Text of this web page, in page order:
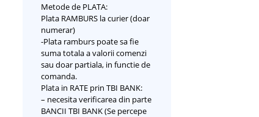
Metode de PLATA:
Plata RAMBURS la curier (doar
numerar)
-Plata ramburs poate sa fie
suma totala a valorii comenzi
sau doar partiala, in functie de
comanda.
Plata in RATE prin TBI BANK:
– necesita verificarea din parte
BANCII TBI BANK (Se percepe